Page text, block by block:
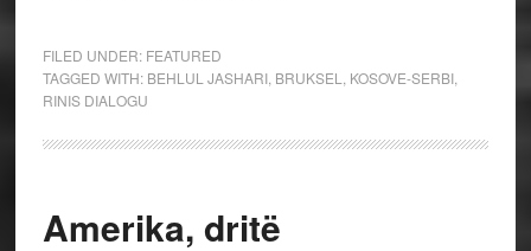
FILED UNDER: FEATURED
TAGGED WITH: BEHLUL JASHARI, BRUKSEL KOSOVE-SERBI,
RINIS DIALOGU
Amerika, dritë